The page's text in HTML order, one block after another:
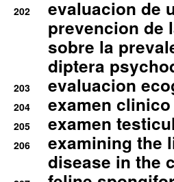
202
evaluacion de
prevencion de
sobre la
diptera
203 evaluacion
204 examen
205 examen
206
examining the
disease in the